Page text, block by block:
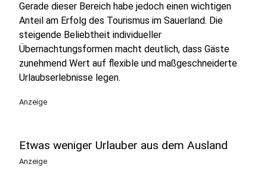
Gerade dieser Bereich habe jedoch einen wichtigen
Anteil am Erfolg des Tourismus im Sauerland. Die
steigende Beliebtheit individueller
Übernachtungsformen macht deutlich, dass Gäste
zunehmend Wert auf flexible und maßgeschneiderte
Urlaubserlebnisse legen.
Anzeige
Etwas weniger Urlauber aus dem Ausland
Anzeige